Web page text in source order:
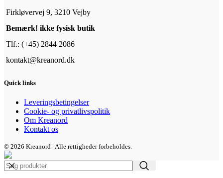
Firkløvervej 9, 3210 Vejby
Bemærk! ikke fysisk butik
Tlf.: (+45) 2844 2086
kontakt@kreanord.dk
Quick links
Leveringsbetingelser
Cookie- og privatlivspolitik
Om Kreanord
Kontakt os
© 2026 Kreanord | Alle rettigheder forbeholdes.